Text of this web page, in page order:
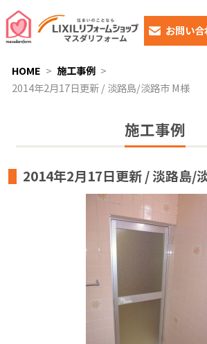
お問い合
HOME
施工事例
2014年2月17日更新 / 淡路島/淡路市 M様
施工事例
2014年2月17日更新 / 淡路島/